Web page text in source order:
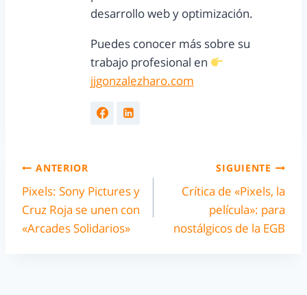
desarrollo web y optimización.
Puedes conocer más sobre su
trabajo profesional en
jjgonzalezharo.com
ANTERIOR
Pixels: Sony Pictures y
Cruz Roja se unen con
«Arcades Solidarios»
SIGUIENTE
Crítica de «Pixels, la
película»: para
nostálgicos de la EGB